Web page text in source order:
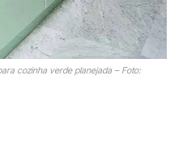
cozinha verde planejada – Foto: